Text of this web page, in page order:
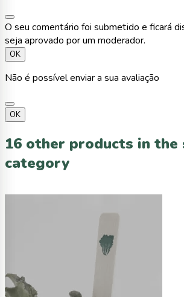
O seu comentário foi submetido e ficará
seja aprovado por um moderador.
OK
Não é possível enviar a sua avaliação
OK
16 other products in the
category